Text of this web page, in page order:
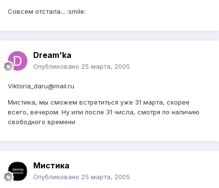
Совсем отстала... :smile:
Dream'ka
Опубликовано 25 марта, 2005
Viktoria_daru@mail.ru
Мистика, мы сможем встретиться уже 31 марта, скорее
всего, вечером. Ну или после 31 числа, смотря по наличию
свободного времени
Мистика
Опубликовано 25 марта, 2005